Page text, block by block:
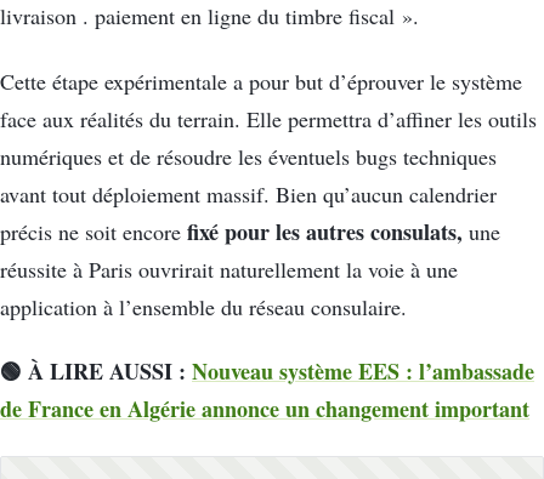
livraison . paiement en ligne du timbre fiscal ».
Cette étape expérimentale a pour but d’éprouver le système
face aux réalités du terrain. Elle permettra d’affiner les outils
numériques et de résoudre les éventuels bugs techniques
avant tout déploiement massif. Bien qu’aucun calendrier
précis ne soit encore fixé pour les autres consulats, une
réussite à Paris ouvrirait naturellement la voie à une
application à l’ensemble du réseau consulaire.
🟢 À LIRE AUSSI : Nouveau système EES : l’ambassade
de France en Algérie annonce un changement important